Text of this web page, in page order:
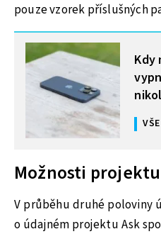
pouze vzorek příslušných
MOHLO BY VÁS ZAJÍMAT
Kdy
Možnosti
V průběhu druhé poloviny
o údajném projektu Ask